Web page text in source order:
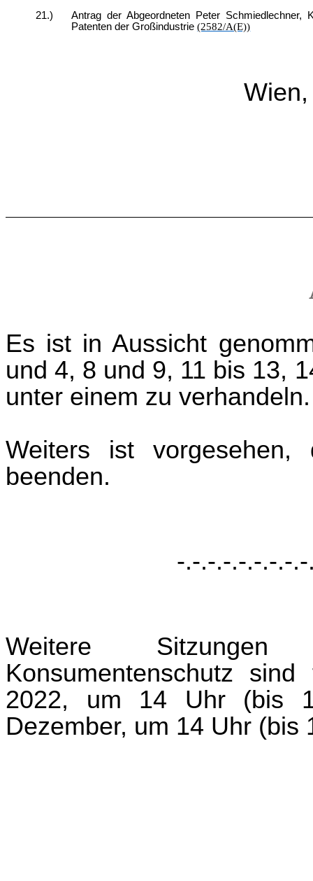
21.)
Antrag der Abgeordneten Peter Schmiedlechner,
Patenten der Großindustrie(2582/A(E))
Es ist in Aussicht
und 4, 8 und 9, 11 bis 13,
unter einem zu verhandeln.
Weiters ist
beenden.
-.-.-.-.-.-.-.-
Weitere
Konsumentenschutz
2022, um 14 Uhr (bis
Dezember, um 14 Uhr (bis